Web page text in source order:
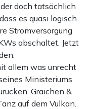
doch tatsächlich
es quasi logisch
Stromversorgung
abschaltet. Jetzt
allem was unrecht
Ministeriums
Graichen &
auf dem Vulkan.